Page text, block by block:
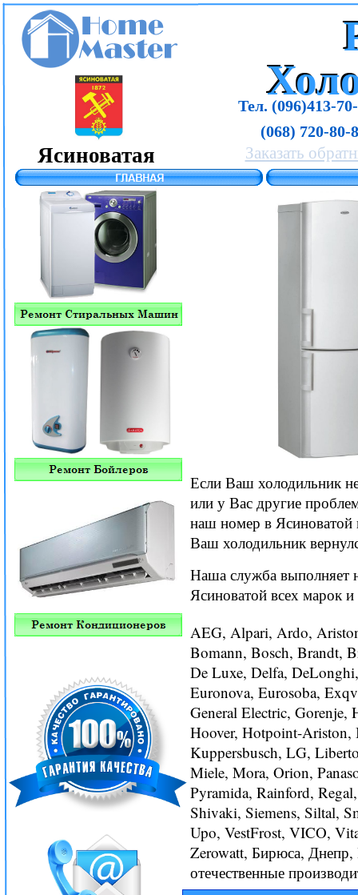
AEG, Alpari, Ardo,
Bomann, Bosch, Brandt,
De Luxe, Delfa,
Euronova, Eurosoba,
General Electric, Gorenje,
Hoover, Hotpoint-Ariston,
Kuppersbusch, LG,
Miele, Mora, Orion,
Pyramida, Rainford,
Shivaki, Siemens, Siltal,
Upo, VestFrost, VICO,
Zerowatt, Бирюса,
отечественные
Если Ваш холодильник
или у Вас другие
наш номер в Ясиноватой
Ваш холодильник
Наша служба выполняет
Ясиноватой всех марок
Ясиноватая Заказать
Тел. (096)413-
(068) 720-80-